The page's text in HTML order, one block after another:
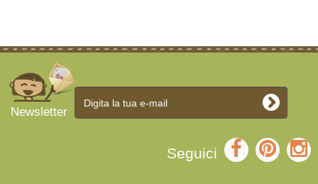
Newsletter
Seguici